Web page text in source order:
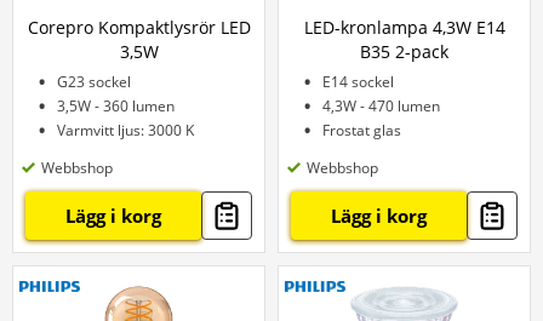
Corepro Kompaktlysrör LED
3,5W
G23 sockel
3,5W - 360 lumen
Varmvitt ljus: 3000 K
Webbshop
Lägg i korg
LED-kronlampa 4,3W E14
B35 2-pack
E14 sockel
4,3W - 470 lumen
Frostat glas
Webbshop
Lägg i korg